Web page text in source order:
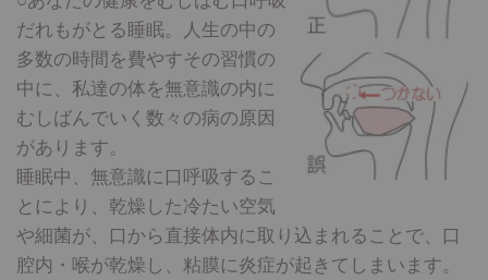
だれもがとる睡眠。人生の中の
多数の時間を費やすその習慣の
中に、私達の体を無意識の内に
むしばんでいく数々の病の原因
があります。
睡眠中、無意識に口呼吸するこ
とにより、乾燥した冷たい空気
や細菌が、口から直接体内に取り込まれることで、口
腔内・喉が乾燥し、粘膜に炎症が起きてしまいます。